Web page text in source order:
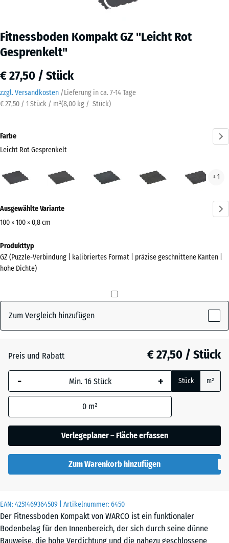
Fitnessboden Kompakt GZ "Leicht Rot
Gesprenkelt"
€ 27,50 / Stück
zzgl. Versandkosten /Lieferung in ca. 7-14 Tage
€ 27,50 / 1 Stück / m²(8,00 kg / Stück)
EAN:4251469364509 | Artikelnummer:6450
Der Fitnessboden Kompakt von WARCO ist ein funktionaler
Bodenbelag für den Innenbereich, der sich durch seine dünne
Bauweise, die hohe Verdichtung und die nahezu geschlossene
Farbe
Leicht Rot Gesprenkelt
(active)
Grau
+ 1
Informationen
zu
Farben?
Farbpalette
Leicht Rot
Gesprenkelt(active)
Anthrazit - € 4,60
Gesprenkelt
Leicht Grün
Ausgewählte Variante
100 × 100 × 0,8 cm
Abmessungen
für
den
x
1030
Die gewählte, blau
umrandete
Abmessung wird
Produktdaten nicht
anders angegeben)
für die
Bedarfsberechnung
×
100
×
0,8
Produkttyp
GZ (Puzzle-Verbindung | kalibriertes Format | präzise geschnittene Kanten |
hohe Dichte)
Zum Vergleich hinzufügen
Preis und Rabatt € 27,50 / Stück
- + Stück m²
0 m²
Verlegeplaner – Fläche erfassen
Zum Warenkorb hinzufügen